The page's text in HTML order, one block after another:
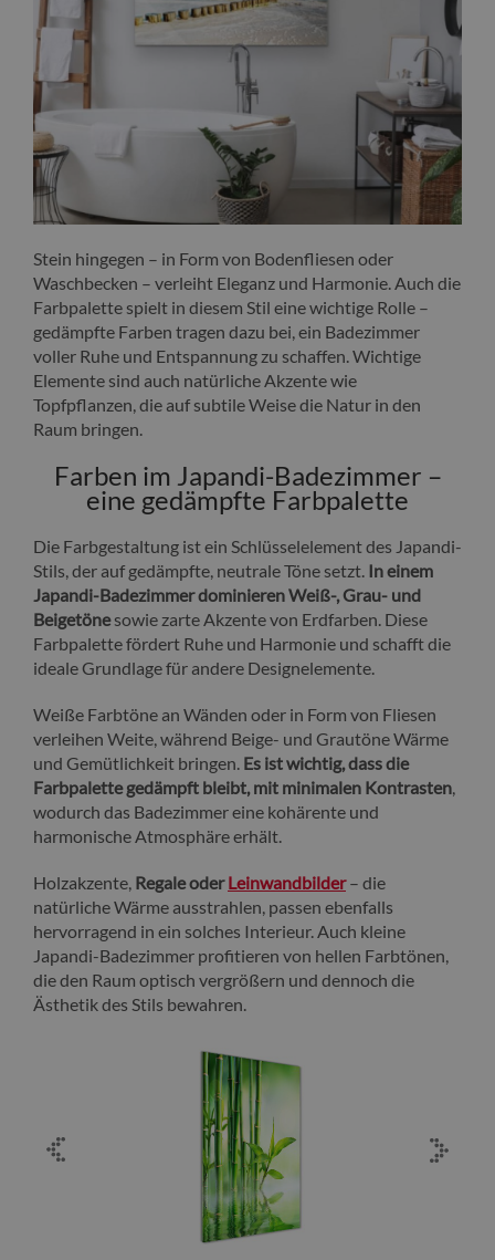
Stein hingegen – in Form von Bodenfliesen oder
Waschbecken – verleiht Eleganz und Harmonie. Auch die
Farbpalette spielt in diesem Stil eine wichtige Rolle –
gedämpfte Farben tragen dazu bei, ein Badezimmer
voller Ruhe und Entspannung zu schaffen. Wichtige
Elemente sind auch natürliche Akzente wie
Topfpflanzen, die auf subtile Weise die Natur in den
Raum bringen.
Farben im Japandi-Badezimmer –
eine gedämpfte Farbpalette
Die Farbgestaltung ist ein Schlüsselelement des Japandi-
Stils, der auf gedämpfte, neutrale Töne setzt. In einem
Japandi-Badezimmer dominieren Weiß-, Grau- und
Beigetönesowie zarte Akzente von Erdfarben. Diese
Farbpalette fördert Ruhe und Harmonie und schafft die
ideale Grundlage für andere Designelemente.
Weiße Farbtöne an Wänden oder in Form von Fliesen
verleihen Weite, während Beige- und Grautöne Wärme
und Gemütlichkeit bringen. Es ist wichtig, dass die
Farbpalette gedämpft bleibt, mit minimalen Kontrasten,
wodurch das Badezimmer eine kohärente und
harmonische Atmosphäre erhält.
Holzakzente, Regale oderLeinwandbilder– die
natürliche Wärme ausstrahlen, passen ebenfalls
hervorragend in ein solches Interieur. Auch kleine
Japandi-Badezimmer profitieren von hellen Farbtönen,
die den Raum optisch vergrößern und dennoch die
Ästhetik des Stils bewahren.